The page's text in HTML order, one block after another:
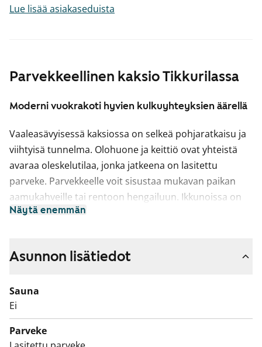
Parvekkeellinen kaksio Tikkurilassa
Moderni vuokrakoti hyvien kulkuyhteyksien äärellä
Vaaleasävyisessä kaksiossa on selkeä pohjaratkaisu ja
viihtyisä tunnelma. Olohuone ja keittiö ovat yhteistä
avaraa oleskelutilaa, jonka jatkeena on lasitettu
parveke. Parvekkeelle voit sisustaa mukavan paikan
aamukahveille tai rentoon hengailuun. Ikkunoissa on
sälekaihtimet.
puhtaana pidettävä keraaminen liesi.
liitännät.
Tervetuloa tutustumaan tarkemmin tähän näppärään
kaksioon!
Näytä enemmän
Lue lisää asiakaseduista
Asunnon lisätiedot
Sauna
Ei
Parveke